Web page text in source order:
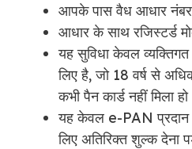
आपके पास वैध आधार नंबर
आधार के साथ रजिस्टर्ड
यह सुविधा केवल
लिए है, जो 18 वर्ष से
कभी पैन कार्ड नहीं मिला
यह केवल e-PAN प्रदान
लिए अतिरिक्त शुल्क देना